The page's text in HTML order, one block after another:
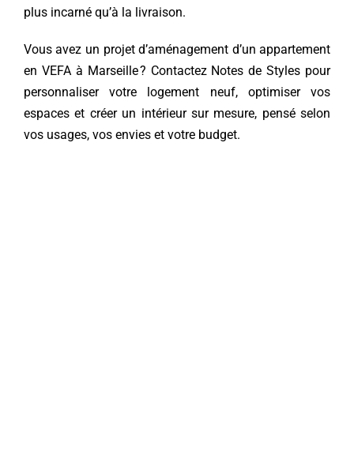
plus incarné qu’à la livraison.
Vous avez un projet d’aménagement d’un appartement
en VEFA à Marseille ? Contactez Notes de Styles pour
personnaliser votre logement neuf, optimiser vos
espaces et créer un intérieur sur mesure, pensé selon
vos usages, vos envies et votre budget.